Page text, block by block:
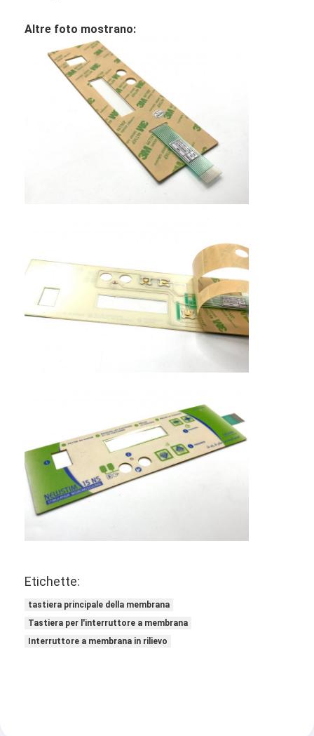
Altre foto mostrano:
Etichette:
tastiera principale della membrana
Tastiera per l'interruttore a membrana
Interruttore a membrana in rilievo